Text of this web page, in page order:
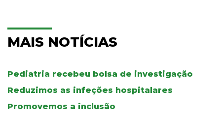
MAIS NOTÍCIAS
Pediatria recebeu bolsa de investigação
Reduzimos as infeções hospitalares
Promovemos a inclusão